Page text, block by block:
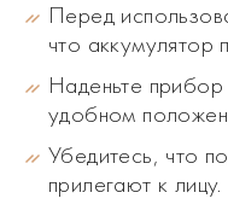
Перед
что аккумулятор
Наденьте
удобном
Убедитесь, что
прилегают к лицу.